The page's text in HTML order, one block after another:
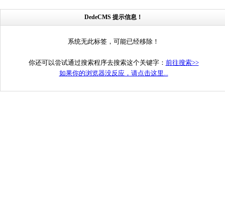
DedeCMS 提示信息！
系统无此标签，可能已经移除！
你还可以尝试通过搜索程序去搜索这个关键字： 前往搜索>>
如果你的浏览器没反应，请点击这里...